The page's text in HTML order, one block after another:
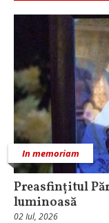
In memoriam
Preasfințitul
luminoasă
02 Iul, 2026